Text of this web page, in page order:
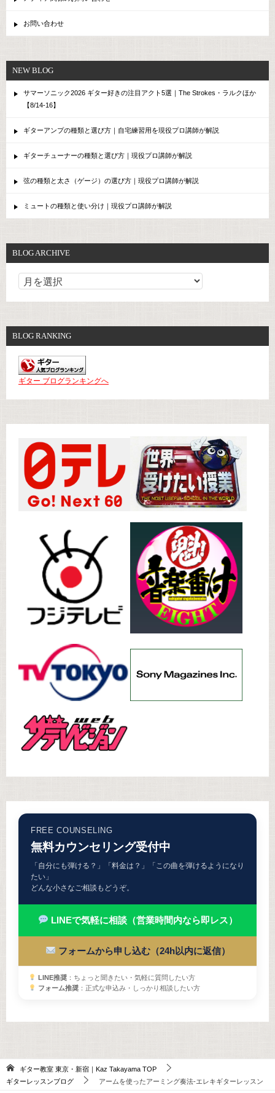
お問い合わせ
NEW BLOG
サマーソニック2026 ギター好きの注目アクト5選｜The Strokes・ラルクほか
【8/14-16】
ギターアンプの種類と選び方｜自宅練習用を現役プロ講師が解説
ギターチューナーの種類と選び方｜現役プロ講師が解説
弦の種類と太さ（ゲージ）の選び方｜現役プロ講師が解説
ミュートの種類と使い分け｜現役プロ講師が解説
BLOG ARCHIVE
BLOG RANKING
ギター ブログランキングへ
FREE COUNSELING
無料カウンセリング受付中
「自分にも弾ける？」「料金は？」「この曲を弾けるようになり
たい」
どんな小さなご相談もどうぞ。
LINEで気軽に相談（営業時間内なら即レス）
フォームから申し込む（24h以内に返信）
LINE推奨：ちょっと聞きたい・気軽に質問したい方
フォーム推奨：正式な申込み・しっかり相談したい方
ギター教室 東京・新宿｜Kaz Takayama TOP
ギターレッスンブログ
アームを使ったアーミング奏法-エレキギターレッスン